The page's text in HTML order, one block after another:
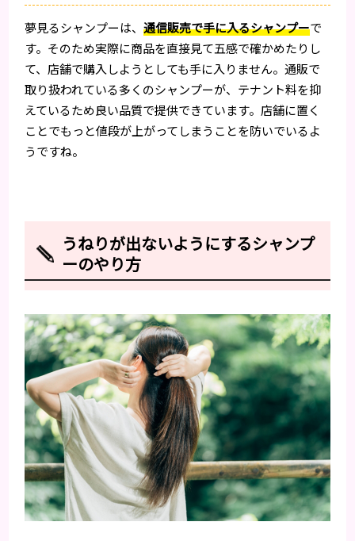
夢見るシャンプーは、通信販売で手に入るシャンプーで
す。そのため実際に商品を直接見て五感で確かめたりし
て、店舗で購入しようとしても手に入りません。通販で
取り扱われている多くのシャンプーが、テナント料を抑
えているため良い品質で提供できています。店舗に置く
ことでもっと値段が上がってしまうことを防いでいるよ
うですね。
うねりが出ないようにするシャンプ
ーのやり方